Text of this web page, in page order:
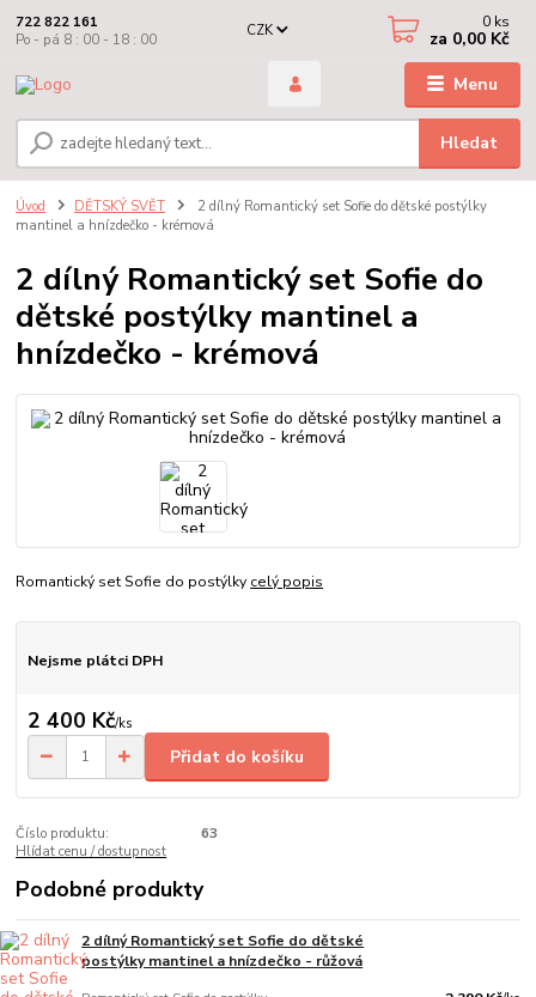
Menu
CZK
Hledat
722 822 161
Po - pá 8 : 00 - 18 : 00
0 ks
za 0,00 Kč
Úvod DĚTSKÝ SVĚT
2 dílný Romantický set Sofie do dětské postýlky
mantinel a hnízdečko - krémová
2 dílný Romantický set Sofie do
dětské postýlky mantinel a
hnízdečko - krémová
Romantický set Sofie do postýlky celý popis
Nejsme plátci DPH
2 400 Kč/ks
Přidat do košíku
Číslo produktu:
63
Hlídat cenu / dostupnost
Podobné produkty
2 dílný Romantický set Sofie do dětské
postýlky mantinel a hnízdečko - růžová